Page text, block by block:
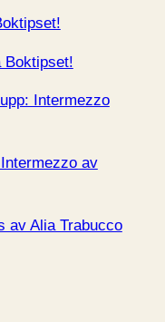
Boktipset!
Intermezzo
av
av Alia Trabucco